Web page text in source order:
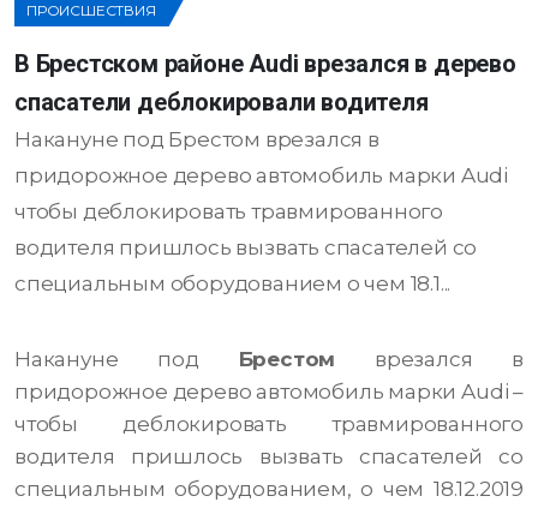
ПРОИСШЕСТВИЯ
В Брестском районе Audi врезался в дерево
спасатели деблокировали водителя
Накануне под Брестом врезался в
придорожное дерево автомобиль марки Audi
чтобы деблокировать травмированного
водителя пришлось вызвать спасателей со
специальным оборудованием о чем 18.1...
Накануне под Брестом врезался в
придорожное дерево автомобиль марки Audi –
чтобы деблокировать травмированного
водителя пришлось вызвать спасателей со
специальным оборудованием, о чем 18.12.2019